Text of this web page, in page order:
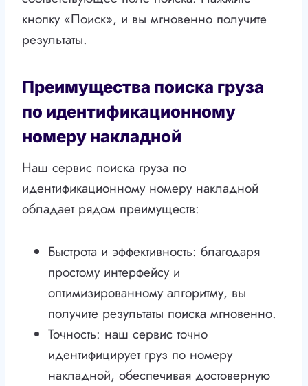
кнопку «Поиск», и вы мгновенно получите
результаты.
Преимущества поиска груза
по идентификационному
номеру накладной
Наш сервис поиска груза по
идентификационному номеру накладной
обладает рядом преимуществ:
Быстрота и эффективность: благодаря
простому интерфейсу и
оптимизированному алгоритму, вы
получите результаты поиска мгновенно.
Точность: наш сервис точно
идентифицирует груз по номеру
накладной, обеспечивая достоверную